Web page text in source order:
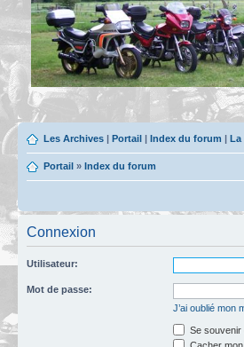
Les Archives | Portail | Index du forum | La
Portail » Index du forum
Connexion
Utilisateur:
Mot de passe:
J’ai oublié mon
Se souvenir